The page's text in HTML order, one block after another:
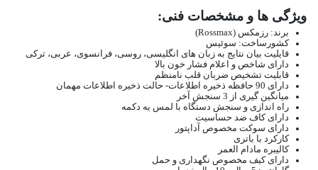
ویژگی ها و مشخصات فنی:
برند: رزمکس (Rossmax)
کشورساخت: سوئیس
قایلیت بیان نتایج به زبان های انگلیسی، روسی، فرانسوی، عربی، ترکی
دارای شاخص و اعلام فشار خون بالا
قابلیت تشخیص ضربان قلب نامنظم
دارای 90 حافظه ذخیره اطلاعات- حالت ذخیره اطلاعات مهمان
میانگین گیری از 3 سنجش آخر
راه اندازی و سنجش دستگاه با لمس یه دکمه
دارای کاف ضد حساسیت
دارای سوکت مخصوص آداپتور
کارکرد با باتری
کالیبره مادام العمر
دارای کیف مخصوص نگهداری و حمل